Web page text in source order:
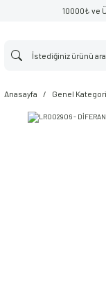
10000₺ ve
Anasayfa Genel Kategori